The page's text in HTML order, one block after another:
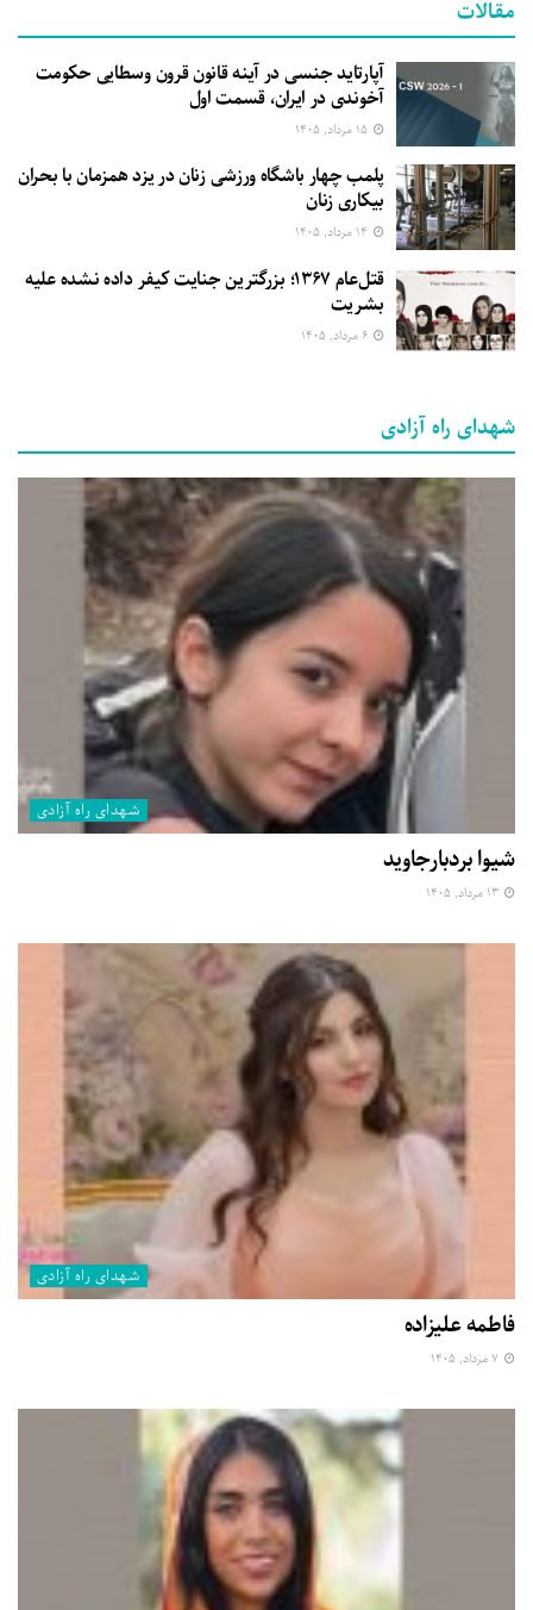
مقالات
آپارتاید جنسی در آینه قانون قرون وسطایی حکومت
آخوندی در ایران، قسمت اول
پلمب چهار باشگاه ورزشی زنان در یزد همزمان با بحران
بیکاری زنان
قتل‌عام ۱۳۶۷؛ بزرگترین جنایت کیفر داده نشده علیه
بشریت
شهدای راه آزادی
شهدای راه آزادی
شیوا بردبارجاوید
شهدای راه آزادی
فاطمه علیزاده